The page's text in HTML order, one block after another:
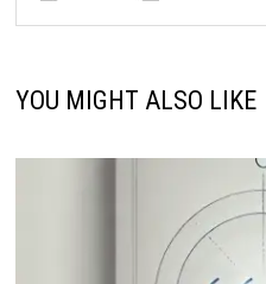
YOU MIGHT ALSO LIKE